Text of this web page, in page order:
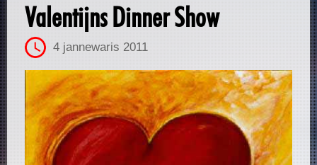
Valentijns Dinner Show
4 jannewaris 2011